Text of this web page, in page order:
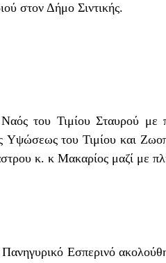
στον Δήμο Σιντικής.
του Τιμίου Σταυρού με
Υψώσεως του Τιμίου και
κ. κ Μακαρίος μαζί με
Εσπερινό